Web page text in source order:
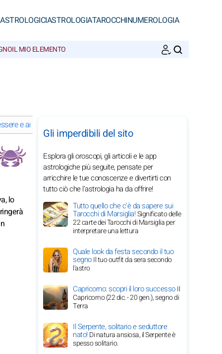
ASTROLOGIATAROCCHINUMEROLOGIA
IL MIO ELEMENTO
e armonia del Cancro nel 2026
lo
Gli imperdibili del sito
Esplora gli oroscopi, gli articoli e le app
astrologiche più seguite, pensate per
arricchire le tue conoscenze e divertirti con
tutto ciò che l'astrologia ha da offrire!
Tutto quello che c'è da sapere sui
Tarocchi di Marsiglia!Significato delle
22 carte dei Tarocchi di Marsiglia per
interpretare una lettura
Quale look da festa secondo il tuo
segnoIl tuo outfit da sera secondo
l'astro
Capricorno: scopri il loro successoIl
Capricorno (22 dic. - 20 gen.), segno di
Terra
Il Serpente, solitario e seduttore
nato!Di natura ansiosa, il Serpente è
spesso solitario.